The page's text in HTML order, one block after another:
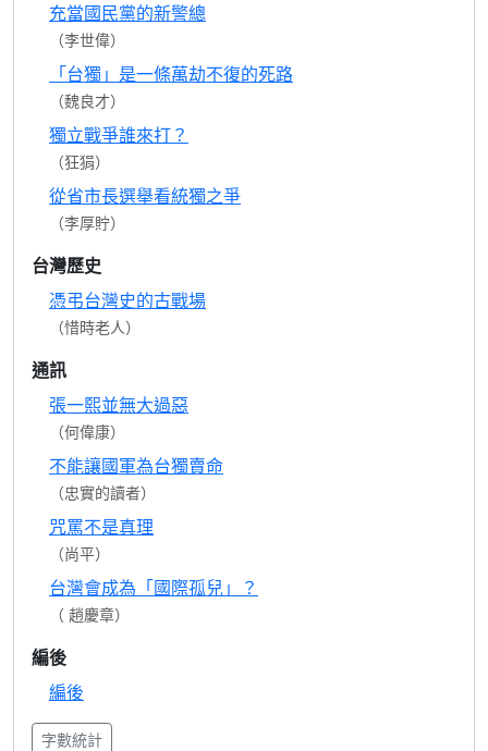
充當國民黨的新警總
（李世偉）
「台獨」是一條萬劫不復的死路
（魏良才）
獨立戰爭誰來打？
（狂狷）
從省市長選舉看統獨之爭
（李厚貯）
台灣歷史
憑弔台灣史的古戰場
（惜時老人）
通訊
張一熙並無大過惡
（何偉康）
不能讓國軍為台獨賣命
（忠實的讀者）
咒罵不是真理
（尚平）
台灣會成為「國際孤兒」？
（ 趙慶章）
編後
編後
字數統計